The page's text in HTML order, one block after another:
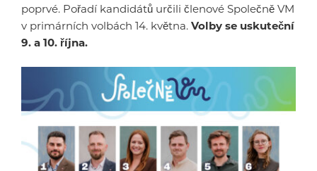
poprvé. Pořadí kandidátů určili členové Společně VM
v primárních volbách 14. května. Volby se uskuteční
9. a 10. října.